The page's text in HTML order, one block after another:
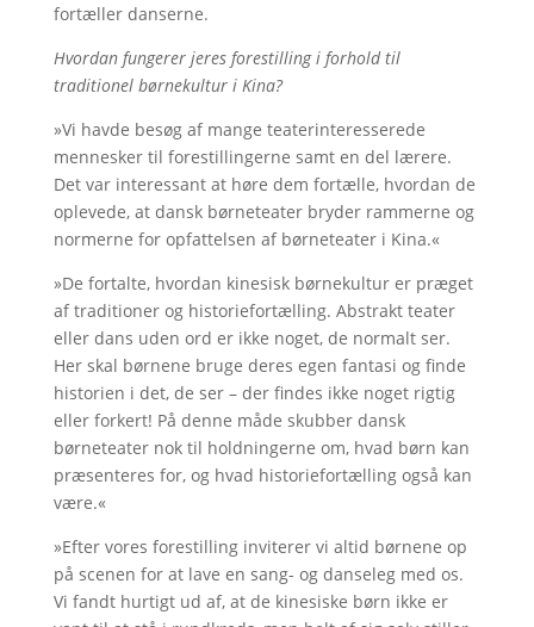
fortæller danserne.
Hvordan fungerer jeres forestilling i forhold til
traditionel børnekultur i Kina?
»Vi havde besøg af mange teaterinteresserede
mennesker til forestillingerne samt en del lærere.
Det var interessant at høre dem fortælle, hvordan de
oplevede, at dansk børneteater bryder rammerne og
normerne for opfattelsen af børneteater i Kina.«
»De fortalte, hvordan kinesisk børnekultur er præget
af traditioner og historiefortælling. Abstrakt teater
eller dans uden ord er ikke noget, de normalt ser.
Her skal børnene bruge deres egen fantasi og finde
historien i det, de ser – der findes ikke noget rigtig
eller forkert! På denne måde skubber dansk
børneteater nok til holdningerne om, hvad børn kan
præsenteres for, og hvad historiefortælling også kan
være.«
»Efter vores forestilling inviterer vi altid børnene op
på scenen for at lave en sang- og danseleg med os.
Vi fandt hurtigt ud af, at de kinesiske børn ikke er